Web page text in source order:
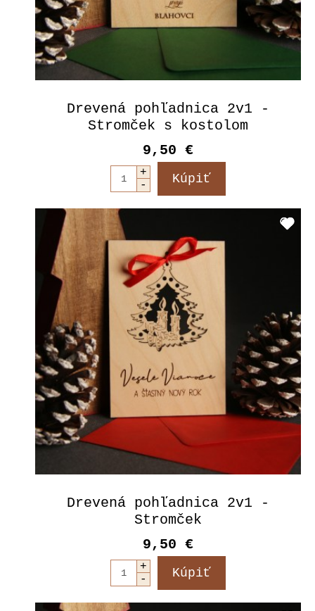
Drevená pohľadnica 2v1 -
Stromček s kostolom
9,50 €
Drevená pohľadnica 2v1 -
Stromček
9,50 €